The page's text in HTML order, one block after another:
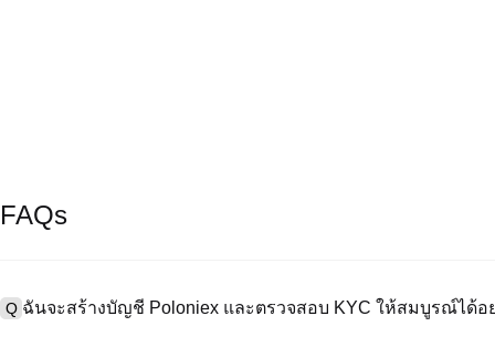
FAQs
Q ฉันจะสร้างบัญชี Poloniex และตรวจสอบ KYC ให้สมบูรณ์ได้อ